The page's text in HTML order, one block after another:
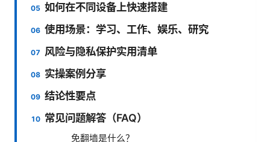
如何在不同设备上快速搭建
使用场景：学习、工作、娱乐、研究
风险与隐私保护实用清单
实操案例分享
结论性要点
常见问题解答（FAQ）
免翻墙是什么？